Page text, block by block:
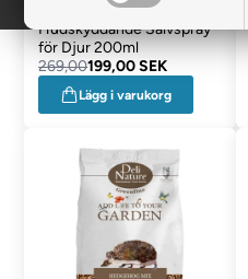
Bimeda Zinkoxid
Hudskyddande Salvspray
för Djur 200ml
269,00199,00 SEK
Lägg i varukorg